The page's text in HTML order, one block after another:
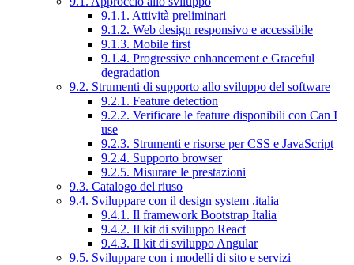
9.1.1. Attività preliminari
9.1.2. Web design responsivo e accessibile
9.1.3. Mobile first
9.1.4. Progressive enhancement e Graceful
degradation
9.2. Strumenti di supporto allo sviluppo del software
9.2.1. Feature detection
9.2.2. Verificare le feature disponibili con Can I
use
9.2.3. Strumenti e risorse per CSS e JavaScript
9.2.4. Supporto browser
9.2.5. Misurare le prestazioni
9.3. Catalogo del riuso
9.4. Sviluppare con il design system .italia
9.4.1. Il framework Bootstrap Italia
9.4.2. Il kit di sviluppo React
9.4.3. Il kit di sviluppo Angular
9.5. Sviluppare con i modelli di sito e servizi